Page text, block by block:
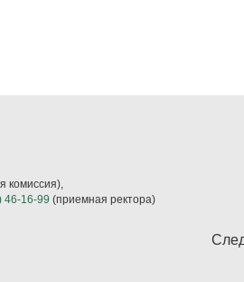
комиссия),
46-16-99 (приемная ректора)